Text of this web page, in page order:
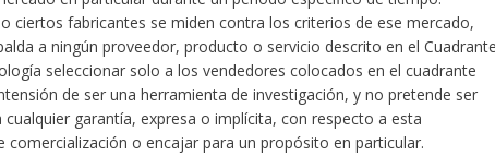
ciertos fabricantes se miden contra los criterios de ese mercado,
a ningún proveedor, producto o servicio descrito en el Cuadrante
seleccionar solo a los vendedores colocados en el cuadrante
de ser una herramienta de investigación, y no pretende ser
garantía, expresa o implícita, con respecto a esta
comercialización o encajar para un propósito en particular.